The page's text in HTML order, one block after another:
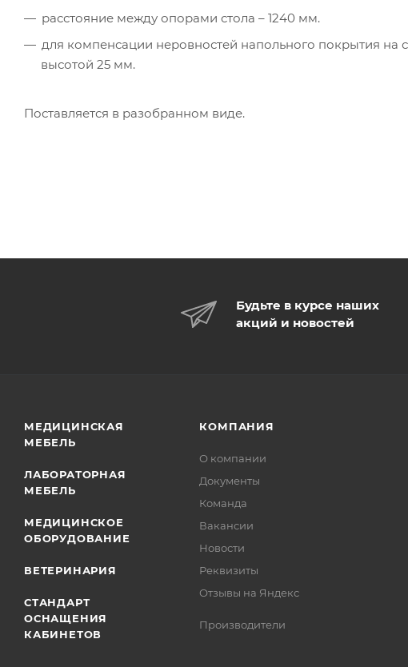
расстояние между опорами стола – 1240 мм.
для компенсации неровностей напольного покрытия
высотой 25 мм.
Поставляется в разобранном виде.
Будьте в курсе наших
акций и новостей
МЕДИЦИНСКАЯ
МЕБЕЛЬ
ЛАБОРАТОРНАЯ
МЕБЕЛЬ
МЕДИЦИНСКОЕ
ОБОРУДОВАНИЕ
ВЕТЕРИНАРИЯ
СТАНДАРТ
ОСНАЩЕНИЯ
КАБИНЕТОВ
КОМПАНИЯ
О компании
Документы
Команда
Вакансии
Новости
Реквизиты
Отзывы на Яндекс
Производители